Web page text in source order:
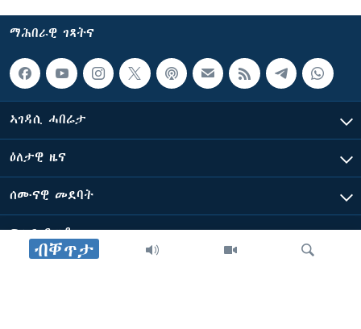
ብቐጥታ
ማሕበራዊ ገጻትና
ኣገዳሲ ሓበሬታ
ዕለታዊ ዜና
ሰሙናዊ መደባት
ፍሉይ ዓምዲ